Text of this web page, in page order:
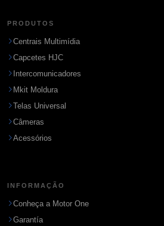
PRODUTOS
Centrais Multimídia
Capcetes HJC
Intercomunicadores
Mkit Moldura
Telas Universal
Câmeras
Acessórios
INFORMAÇÃO
Conheça a Motor One
Garantía